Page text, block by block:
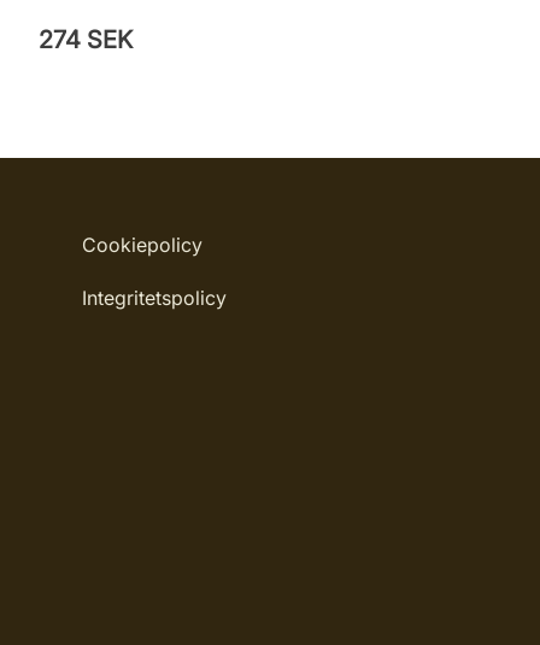
274 SEK
Cookiepolicy
Integritetspolicy